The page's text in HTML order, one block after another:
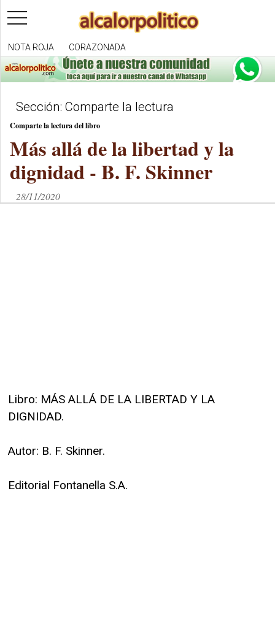
toggle
navigation
NOTA ROJA CORAZONADA
Sección: Comparte la lectura
Comparte la lectura del libro
Más allá de la libertad y la
dignidad - B. F. Skinner
28/11/2020
Libro: MÁS ALLÁ DE LA LIBERTAD Y LA
DIGNIDAD.
Autor: B. F. Skinner.
Editorial Fontanella S.A.